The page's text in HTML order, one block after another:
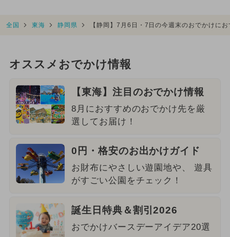
全国 東海 静岡県 【静岡】7月6日・7日の今週末のおでかけに
オススメおでかけ情報
【東海】注目のおでかけ情報
8月におすすめのおでかけ先を厳
選してお届け！
0円・格安のお出かけガイド
お財布にやさしい遊園地や、 遊具
がすごい公園をチェック！
誕生日特典＆割引2026
おでかけバースデーアイデア20選